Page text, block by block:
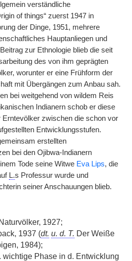
verständliche
of things“ zuerst 1947 in
der Dinge, 1951, mehrere
Hauptanliegen und
zur Ethnologie blieb die seit
des von ihm geprägten
worunter er eine Frühform der
mit Übergängen zum Anbau sah.
bei weitgehend von wildem Reis
Indianern schob er diese
zwischen die schon vor
Entwicklungsstufen.
erstellten
bei den Ojibwa-Indianern
Tode seine Witwe Eva Lips, die
L.s Professur wurde und
seiner Anschauungen blieb.
1927;
1937 (dt. u. d. T. Der Weiße
1984);
wichtige Phase in d. Entwicklung